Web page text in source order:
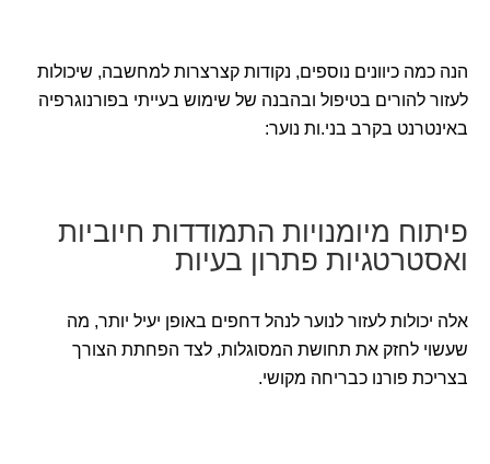
הנה כמה כיוונים נוספים, נקודות קצרצרות למחשבה, שיכולות
לעזור להורים בטיפול ובהבנה של שימוש בעייתי בפורנוגרפיה
באינטרנט בקרב בני.ות נוער:
פיתוח מיומנויות התמודדות חיוביות
ואסטרטגיות פתרון בעיות
אלה יכולות לעזור לנוער לנהל דחפים באופן יעיל יותר, מה
שעשוי לחזק את תחושת המסוגלות, לצד הפחתת הצורך
בצריכת פורנו כבריחה מקושי.